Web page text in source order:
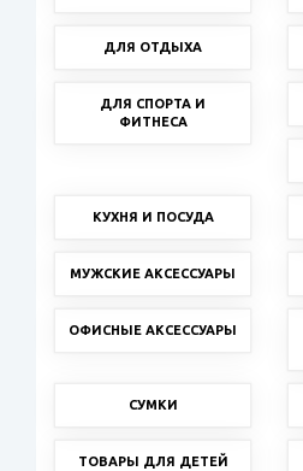
ДЛЯ ОТДЫХА
ДЛЯ СПОРТА И
ФИТНЕСА
КУХНЯ И ПОСУДА
МУЖСКИЕ АКСЕССУАРЫ
ОФИСНЫЕ АКСЕССУАРЫ
СУМКИ
ТОВАРЫ ДЛЯ ДЕТЕЙ